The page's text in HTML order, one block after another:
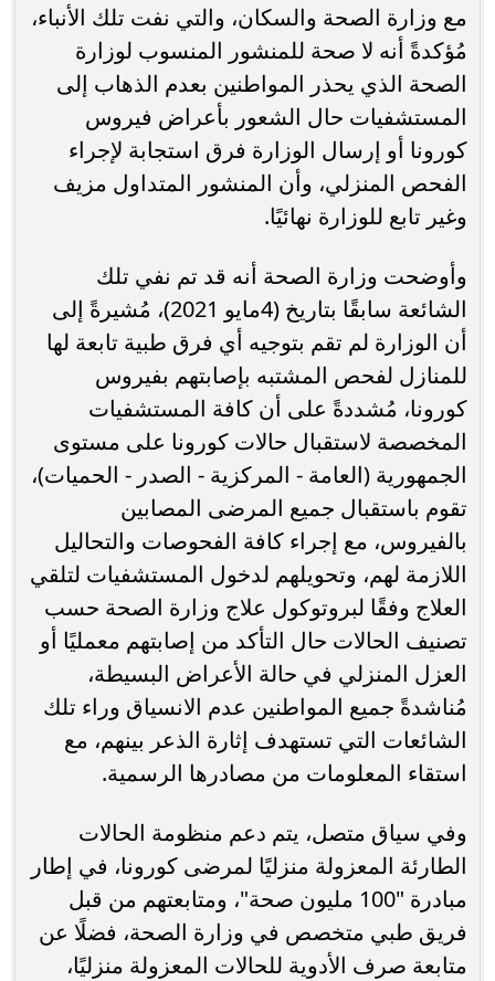
مع وزارة الصحة والسكان، والتي نفت تلك الأنباء،
مُؤكدةً أنه لا صحة للمنشور المنسوب لوزارة
الصحة الذي يحذر المواطنين بعدم الذهاب إلى
المستشفيات حال الشعور بأعراض فيروس
كورونا أو إرسال الوزارة فرق استجابة لإجراء
الفحص المنزلي، وأن المنشور المتداول مزيف
وغير تابع للوزارة نهائيًا.
وأوضحت وزارة الصحة أنه قد تم نفي تلك
الشائعة سابقًا بتاريخ (4مايو 2021)، مُشيرةً إلى
أن الوزارة لم تقم بتوجيه أي فرق طبية تابعة لها
للمنازل لفحص المشتبه بإصابتهم بفيروس
كورونا، مُشددةً على أن كافة المستشفيات
المخصصة لاستقبال حالات كورونا على مستوى
الجمهورية (العامة - المركزية - الصدر - الحميات)،
تقوم باستقبال جميع المرضى المصابين
بالفيروس، مع إجراء كافة الفحوصات والتحاليل
اللازمة لهم، وتحويلهم لدخول المستشفيات لتلقي
العلاج وفقًا لبروتوكول علاج وزارة الصحة حسب
تصنيف الحالات حال التأكد من إصابتهم معمليًا أو
العزل المنزلي في حالة الأعراض البسيطة،
مُناشدةً جميع المواطنين عدم الانسياق وراء تلك
الشائعات التي تستهدف إثارة الذعر بينهم، مع
استقاء المعلومات من مصادرها الرسمية.
وفي سياق متصل، يتم دعم منظومة الحالات
الطارئة المعزولة منزليًا لمرضى كورونا، في إطار
مبادرة "100 مليون صحة"، ومتابعتهم من قبل
فريق طبي متخصص في وزارة الصحة، فضلًا عن
متابعة صرف الأدوية للحالات المعزولة منزليًا،